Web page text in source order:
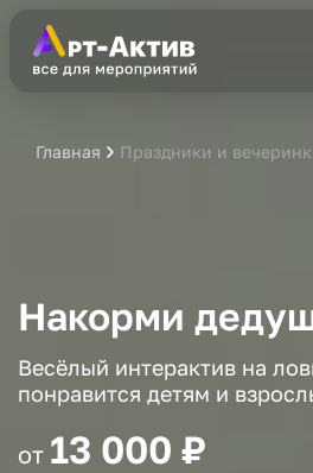
Главная Праздники и
Накорми
Весёлый интерактив на
понравится детям и
от 13 000 ₽